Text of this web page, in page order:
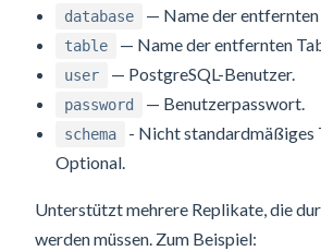
database — Name der
table — Name der entfernten
user — PostgreSQL-Benutzer.
password — Benutzerpasswort.
schema
- Nicht standardmäßiges
Optional.
Unterstützt mehrere Replikate, die
werden müssen. Zum Beispiel: